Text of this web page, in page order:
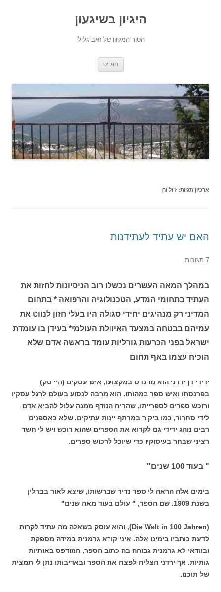
היגיון בשיגעון
הטור המקוון של זאב גלילי
תפריט
ארכיון תגיות: ז'ול ורן
האם יש עתיד לעתידנות
7 תגובות
במהלך המאה העשרים נכשלו רוב הניסיונות לחזות את
העתיד בתחומי המדע, הטכנולוגיה והרפואה * בתחום
המדיני רק מנהיגים יחידי סגולה היו בעלי חזון לנווט את
עמיהם בבטחה במצעד האיוולת העולמי* בעידן בו עומדת
ישראל בפני הכרעות גורליות עומד בראשה אדם שלא
הוכיח עצמו באף תחום
ידידי דן ירדני הוא מהנדס במקצועו, איש עסקים (היי טק)
בפרנסתו ואיש ספר במהותו. הוא מרבה לנסוע בעולם לרגל עסקיו
ורוכש ספרים לספרייתו, שהריח הנודף ממנה עלול להביא אדם
לידי סחרור, כמו ביקור במרתף יינות עתיקים. שלא כאספנים
רבים נוהג ידידי גם לקרוא את הספרים שהוא רוכש ויש לי חשד
רציני שבחר בעיסוקיו כדי שיוכל לרכוש ספרים.
" בעוד 100 שנים"
בימים אלה הראה לי ספר נדיר שברשותו, שיצא לאור בברלין
בשנת 1909. שם הספר, " עולם בעוד מאה שנים"
(Die Welt in 100 Jahren), והוא עוסק בשאלה מה עתיד לקרות
לדעת כותביו בימינו אלה. איני קורא גרמנית במידה מספקת
ובוודאי לא גרמנית גבוהה בה כתוב הספר, המודפס באותיות
גותיות. אך ירדני הצליח לפצח את הספר ובאדיבותו נתן לי תמצית
של תוכנו.